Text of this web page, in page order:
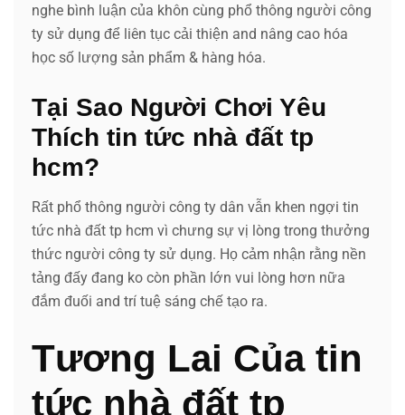
nghe bình luận của khôn cùng phổ thông người công
ty sử dụng để liên tục cải thiện and nâng cao hóa
học số lượng sản phẩm & hàng hóa.
Tại Sao Người Chơi Yêu
Thích tin tức nhà đất tp
hcm?
Rất phổ thông người công ty dân vẫn khen ngợi tin
tức nhà đất tp hcm vì chưng sự vị lòng trong thưởng
thức người công ty sử dụng. Họ cảm nhận rằng nền
tảng đấy đang ko còn phần lớn vui lòng hơn nữa
đắm đuối and trí tuệ sáng chế tạo ra.
Tương Lai Của tin
tức nhà đất tp